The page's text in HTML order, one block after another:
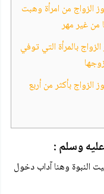
الزواج من امرأة وهبت
من غير مهر
بالمرأة التي توفي
الزواج بأكثر من أربع
وسلم :
وهنا آداب دخول